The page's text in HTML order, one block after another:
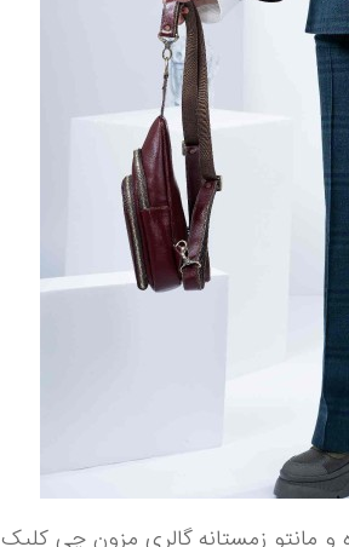
و مانتو زمستانه گالری مزون چی کلیک